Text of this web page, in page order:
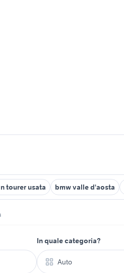
tourer usata bmw valle d'aosta
In quale categoria?
Auto